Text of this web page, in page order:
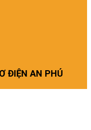
ĐIỆN AN PHÚ